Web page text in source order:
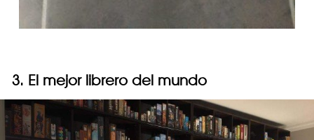
3. El mejor librero del mundo